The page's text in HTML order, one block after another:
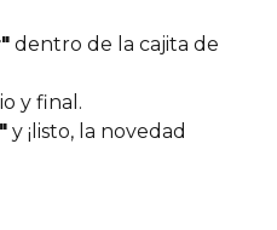
dentro de la cajita de
y final.
y ¡listo, la novedad